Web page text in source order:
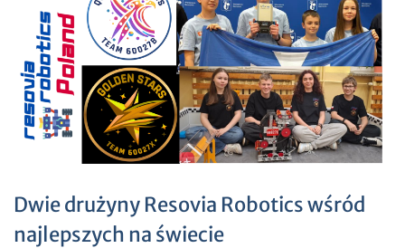
Dwie drużyny Resovia Robotics wśród
najlepszych na świecie